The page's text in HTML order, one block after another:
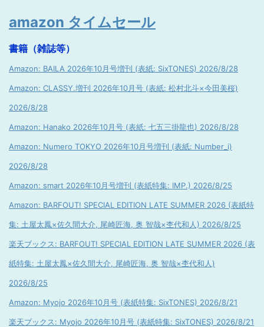
amazon タイムセール
書籍（雑誌等）
Amazon: BAILA 2026年10月号増刊 (表紙: SixTONES) 2026/8/28
Amazon: CLASSY.増刊 2026年10月号 (表紙: 松村北斗×今田美桜)
2026/8/28
Amazon: Hanako 2026年10月号 (表紙: 七五三掛龍也) 2026/8/28
Amazon: Numero TOKYO 2026年10月号増刊 (表紙: Number_i)
2026/8/28
Amazon: smart 2026年10月号増刊 (表紙特集: IMP.) 2026/8/25
Amazon: BARFOUT! SPECIAL EDITION LATE SUMMER 2026 (表紙特
集: 土屋太鳳×佐久間大介, 尾崎匠海, 奥 智哉×杢代和人) 2026/8/25
楽天ブックス: BARFOUT! SPECIAL EDITION LATE SUMMER 2026 (表
紙特集: 土屋太鳳×佐久間大介, 尾崎匠海, 奥 智哉×杢代和人)
2026/8/25
Amazon: Myojo 2026年10月号 (表紙特集: SixTONES) 2026/8/21
楽天ブックス: Myojo 2026年10月号 (表紙特集: SixTONES) 2026/8/21